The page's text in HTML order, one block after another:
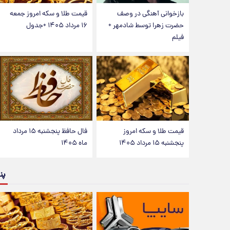
بازخوانی آهنگی در وصف
حضرت زهرا توسط شادمهر +
فیلم
قیمت طلا و سکه امروز جمعه
۱۶ مرداد ۱۴۰۵ +جدول
قیمت طلا و سکه امروز
پنجشنبه ۱۵ مرداد ۱۴۰۵
فال حافظ پنجشنبه ۱۵ مرداد
ماه ۱۴۰۵